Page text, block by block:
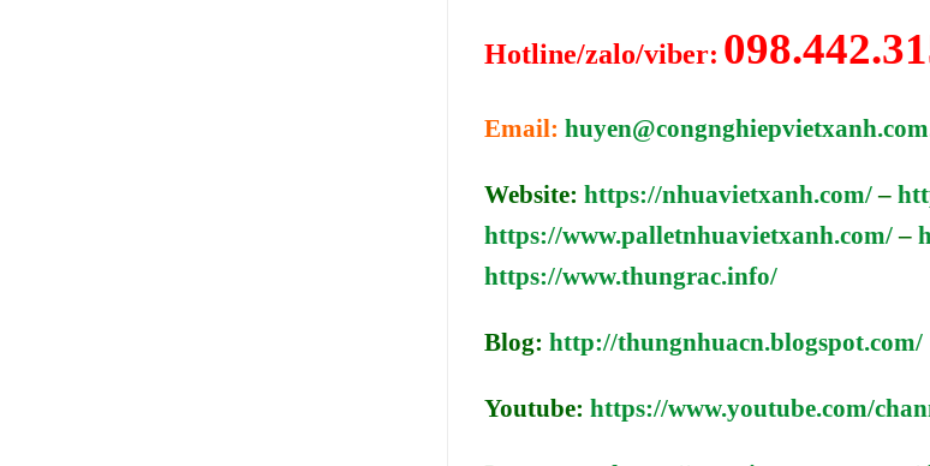
Hotline/zalo/viber:
Email:
Website: https://nhuavietxanh.com/–
https://www.palletnhuavietxanh.com/–
https://www.thungrac.info/
Blog: http://thungnhuacn.blogspot.com/
Youtube: https://www.youtube.com/